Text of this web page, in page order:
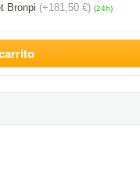
Bronpi (+181,50 €) (24h)